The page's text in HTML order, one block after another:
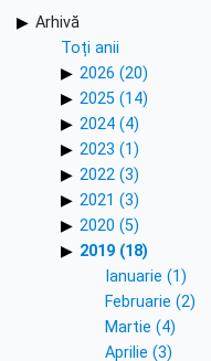
Arhivă
Toți anii
2026 (20)
2025 (14)
2024 (4)
2023 (1)
2022 (3)
2021 (3)
2020 (5)
2019 (18)
Ianuarie (1)
Februarie (2)
Martie (4)
Aprilie (3)